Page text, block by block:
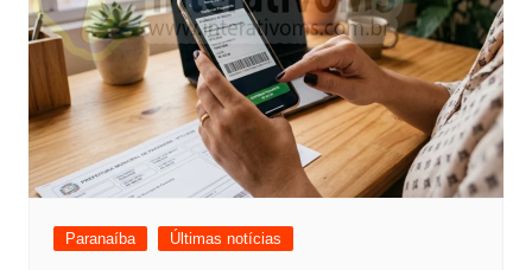
Paranaíba Últimas notícias